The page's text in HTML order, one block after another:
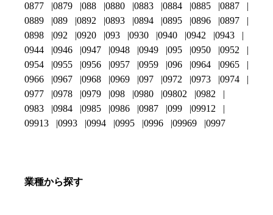
0877
0879 088 0880 0883 0884 0885
0887
0889
089 0892 0893 0894 0895 0896
0897
0898
092 0920 093 0930 0940 0942
0943
0944
0946 0947 0948 0949 095 0950
0952
0954
0955 0956 0957 0959 096 0964
0965
0966
0967 0968 0969 097 0972 0973
0974
0977
0978 0979 098 0980 09802
0982
0983
0984 0985 0986 0987 099
09912
09913
0993 0994 0995 0996 09969 0997
業種から探す